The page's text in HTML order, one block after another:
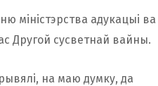
міністэрства адукацыі ва
Другой сусветнай вайны.
на маю думку, да